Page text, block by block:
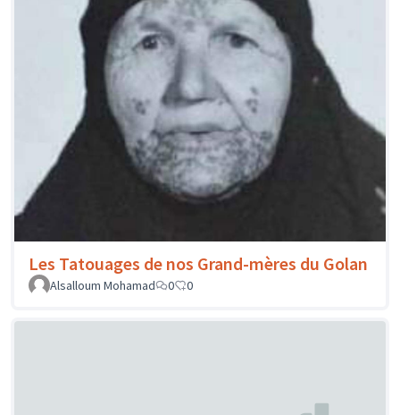
Les Tatouages de nos Grand-mères du Golan
Alsalloum Mohamad 0 0